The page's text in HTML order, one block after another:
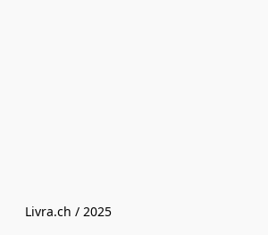
Livra.ch / 2025